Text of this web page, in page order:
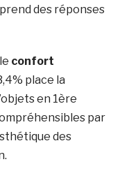
des réponses
confort
place la
en 1ère
par
des